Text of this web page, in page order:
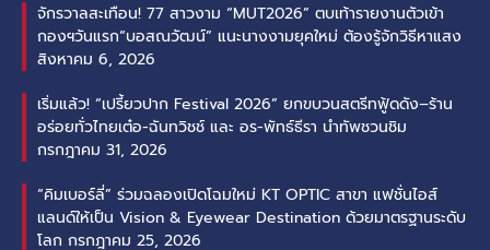
จักรวาลสะเทือน! 77 สาวงาม “MUT2026” ตบเท้ารายงานตัวเข้า
กองฯวันแรก“บอสณวัฒน์” แนะนางงามยุคใหม่ ต้องรู้จักวิธีหาแสง
สิงหาคม 6, 2026
เริ่มแล้ว! “เปรี้ยวปาก Festival 2026” ยกขบวนสตรีทฟู้ดดัง–ร้าน
อร่อยทั่วไทยเต๋อ-ฉันทวิชช์ และ อร-พัทธ์ธีรา นำทัพชวนชิม
กรกฎาคม 31, 2026
“คิมเบอร์ลี่” ร่วมฉลองเปิดโฉมใหม่ KT OPTIC สาขา แฟชั่นไอส์
แลนด์ให้เป็น Vision & Eyewear Destination ด้วยมาตรฐานระดับ
โลก กรกฎาคม 25, 2026